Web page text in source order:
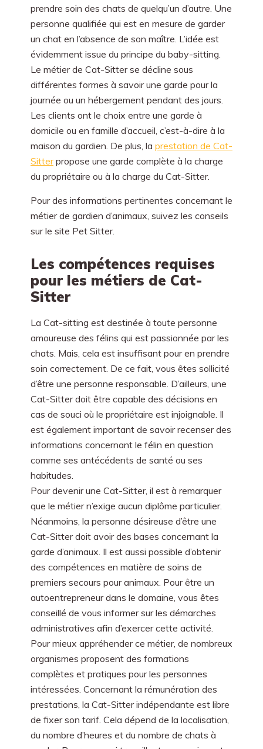
prendre soin des chats de quelqu’un d’autre. Une
personne qualifiée qui est en mesure de garder
un chat en l’absence de son maître. L’idée est
évidemment issue du principe du baby-sitting.
Le métier de Cat-Sitter se décline sous
différentes formes à savoir une garde pour la
journée ou un hébergement pendant des jours.
Les clients ont le choix entre une garde à
domicile ou en famille d’accueil, c’est-à-dire à la
maison du gardien. De plus, la prestation de Cat-
Sitterpropose une garde complète à la charge
du propriétaire ou à la charge du Cat-Sitter.
Pour des informations pertinentes concernant le
métier de gardien d’animaux, suivez les conseils
sur le site Pet Sitter.
Les compétences requises
pour les métiers de Cat-
Sitter
La Cat-sitting est destinée à toute personne
amoureuse des félins qui est passionnée par les
chats. Mais, cela est insuffisant pour en prendre
soin correctement. De ce fait, vous êtes sollicité
d’être une personne responsable. D’ailleurs, une
Cat-Sitter doit être capable des décisions en
cas de souci où le propriétaire est injoignable. Il
est également important de savoir recenser des
informations concernant le félin en question
comme ses antécédents de santé ou ses
habitudes.
Pour devenir une Cat-Sitter, il est à remarquer
que le métier n’exige aucun diplôme particulier.
Néanmoins, la personne désireuse d’être une
Cat-Sitter doit avoir des bases concernant la
garde d’animaux. Il est aussi possible d’obtenir
des compétences en matière de soins de
premiers secours pour animaux. Pour être un
autoentrepreneur dans le domaine, vous êtes
conseillé de vous informer sur les démarches
administratives afin d’exercer cette activité.
Pour mieux appréhender ce métier, de nombreux
organismes proposent des formations
complètes et pratiques pour les personnes
intéressées. Concernant la rémunération des
prestations, la Cat-Sitter indépendante est libre
de fixer son tarif. Cela dépend de la localisation,
du nombre d’heures et du nombre de chats à